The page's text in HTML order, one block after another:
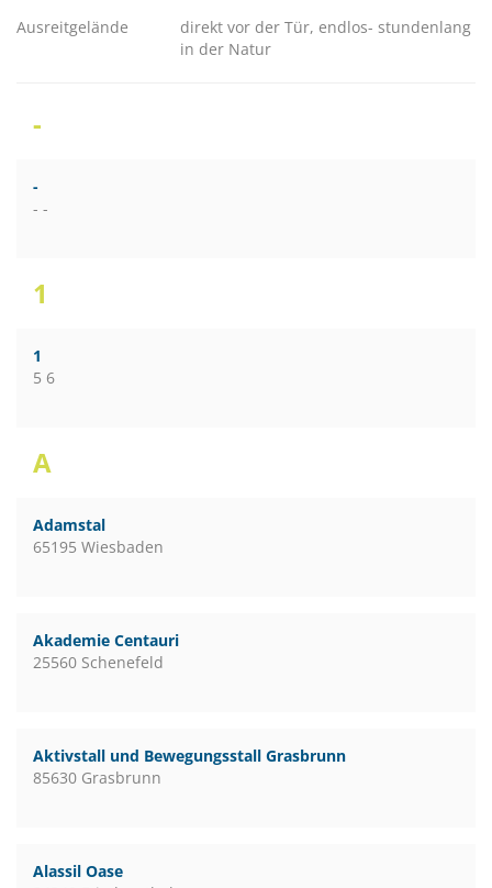
Ausreitgelände
direkt vor der Tür, endlos- stundenlang
in der Natur
-
-
- -
1
1
5 6
A
Adamstal
65195 Wiesbaden
Akademie Centauri
25560 Schenefeld
Aktivstall und Bewegungsstall Grasbrunn
85630 Grasbrunn
Alassil Oase